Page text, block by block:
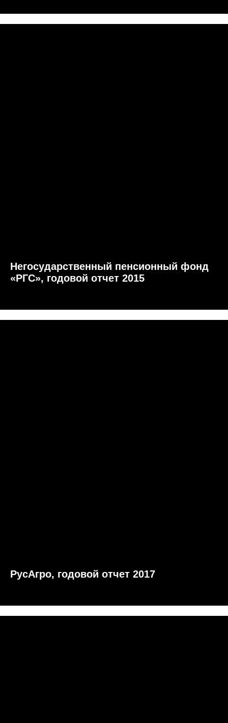
Негосударственный пенсионный фонд
«РГС», годовой отчет 2015
РусАгро, годовой отчет 2017